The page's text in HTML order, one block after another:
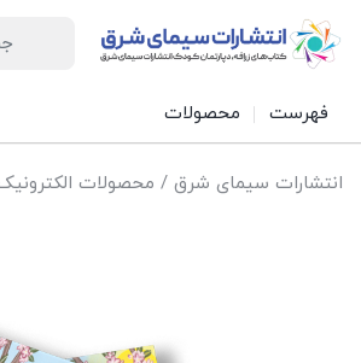
فهرست محصولات
انتشارات سیمای شرق / محصولات